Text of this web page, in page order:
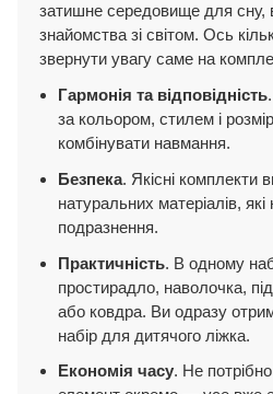
затишне середовище для сну,
знайомства зі світом. Ось
звернути увагу саме на
Гармонія та відповідність
за кольором, стилем і
комбінувати навмання.
Безпека. Якісні комплекти
натуральних матеріалів,
подразнення.
Практичність. В одному
простирадло, наволочка,
або ковдра. Ви одразу
набір для дитячого ліжка.
Економія часу. Не